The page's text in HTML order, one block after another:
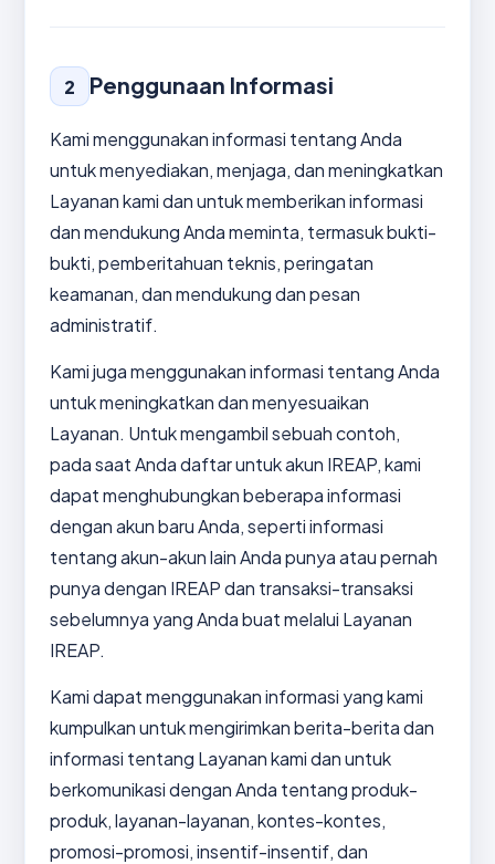
2 Penggunaan Informasi
Kami menggunakan informasi tentang Anda
untuk menyediakan, menjaga, dan meningkatkan
Layanan kami dan untuk memberikan informasi
dan mendukung Anda meminta, termasuk bukti-
bukti, pemberitahuan teknis, peringatan
keamanan, dan mendukung dan pesan
administratif.
Kami juga menggunakan informasi tentang Anda
untuk meningkatkan dan menyesuaikan
Layanan. Untuk mengambil sebuah contoh,
pada saat Anda daftar untuk akun IREAP, kami
dapat menghubungkan beberapa informasi
dengan akun baru Anda, seperti informasi
tentang akun-akun lain Anda punya atau pernah
punya dengan IREAP dan transaksi-transaksi
sebelumnya yang Anda buat melalui Layanan
IREAP.
Kami dapat menggunakan informasi yang kami
kumpulkan untuk mengirimkan berita-berita dan
informasi tentang Layanan kami dan untuk
berkomunikasi dengan Anda tentang produk-
produk, layanan-layanan, kontes-kontes,
promosi-promosi, insentif-insentif, dan